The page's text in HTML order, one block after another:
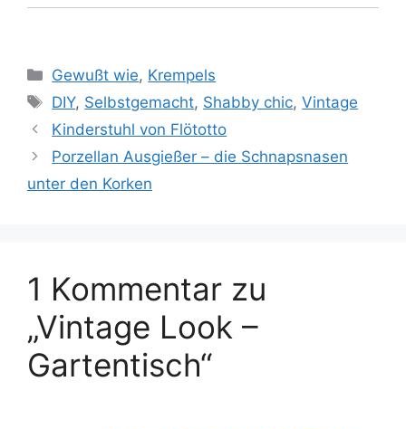
Kategorien
Gewußt wie, Krempels
Schlagwörter
DIY, Selbstgemacht, Shabby chic,Vintage
Kinderstuhl von Flötotto
Porzellan Ausgießer – die Schnapsnasen
unter den Korken
1 Kommentar zu
„Vintage Look –
Gartentisch“